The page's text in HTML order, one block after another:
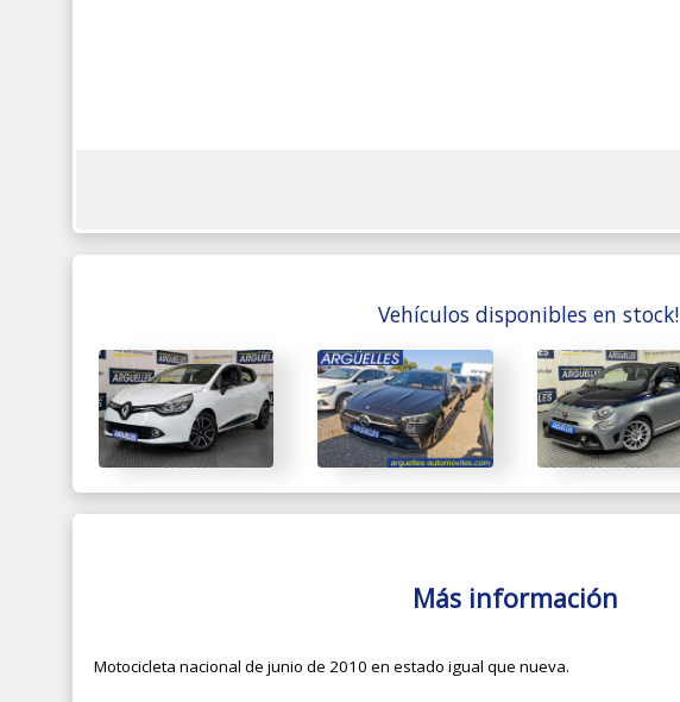
Vehículos disponibles en stock!
Más información
Motocicleta nacional de junio de 2010 en estado igual que nueva.